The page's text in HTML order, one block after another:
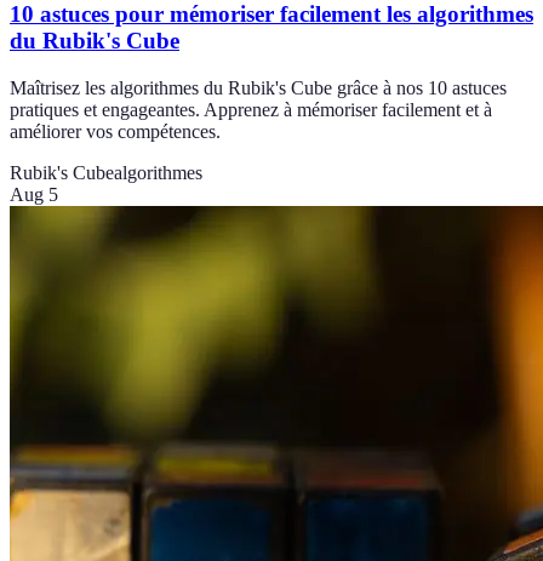
10 astuces pour mémoriser facilement les algorithmes
du Rubik's Cube
Maîtrisez les algorithmes du Rubik's Cube grâce à nos 10 astuces
pratiques et engageantes. Apprenez à mémoriser facilement et à
améliorer vos compétences.
Rubik's Cubealgorithmes
Aug 5